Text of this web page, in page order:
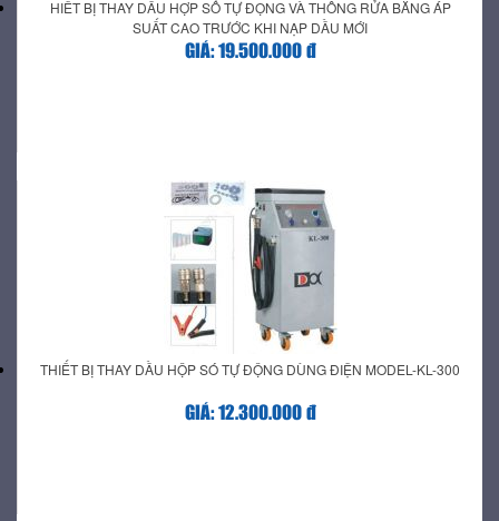
HIẾT BỊ THAY DẦU HỢP SỐ TỰ ĐỌNG VÀ THÔNG RỬA BẰNG ÁP
SUẤT CAO TRƯỚC KHI NẠP DẦU MỚI
GIÁ: 19.500.000 đ
THIẾT BỊ THAY DẦU HỘP SÓ TỰ ĐỘNG DÙNG ĐIỆN MODEL-KL-300
GIÁ: 12.300.000 đ